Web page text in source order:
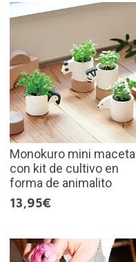
Monokuro mini maceta
con kit de cultivo en
forma de animalito
13,95€